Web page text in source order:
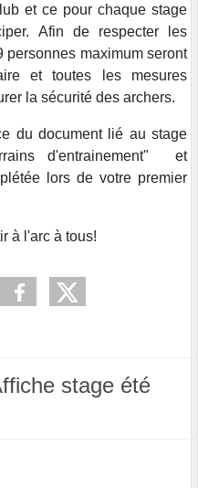
et ce pour chaque stage
Afin de respecter les
personnes maximum seront
et toutes les mesures
la sécurité des archers.
du document lié au stage
d'entrainement" et
lors de votre premier
à l'arc à tous!
stage été